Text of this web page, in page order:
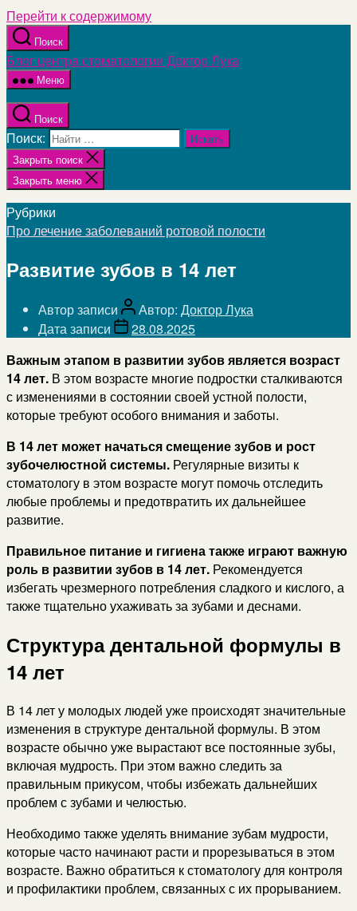
Перейти к содержимому
Поиск
Блог центра стоматологии Доктор Лука
Меню
Поиск
Поиск:
Закрыть поиск
Закрыть меню
Рубрики
Про лечение заболеваний ротовой полости
Развитие зубов в 14 лет
Автор записи Автор: Доктор Лука
Дата записи
28.08.2025
Важным этапом в развитии зубов является возраст
14 лет. В этом возрасте многие подростки сталкиваются
с изменениями в состоянии своей устной полости,
которые требуют особого внимания и заботы.
В 14 лет может начаться смещение зубов и рост
зубочелюстной системы. Регулярные визиты к
стоматологу в этом возрасте могут помочь отследить
любые проблемы и предотвратить их дальнейшее
развитие.
Правильное питание и гигиена также играют важную
роль в развитии зубов в 14 лет. Рекомендуется
избегать чрезмерного потребления сладкого и кислого, а
также тщательно ухаживать за зубами и деснами.
Структура дентальной формулы в
14 лет
В 14 лет у молодых людей уже происходят значительные
изменения в структуре дентальной формулы. В этом
возрасте обычно уже вырастают все постоянные зубы,
включая мудрость. При этом важно следить за
правильным прикусом, чтобы избежать дальнейших
проблем с зубами и челюстью.
Необходимо также уделять внимание зубам мудрости,
которые часто начинают расти и прорезываться в этом
возрасте. Важно обратиться к стоматологу для контроля
и профилактики проблем, связанных с их прорыванием.